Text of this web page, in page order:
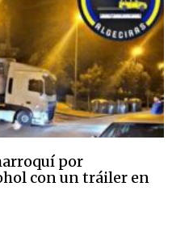
por
con un tráiler en